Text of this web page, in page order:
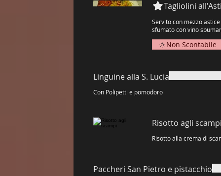
Tagliolini
Servito con mezzo
Non Scontabile
Linguine alla S. Lucia
Con Polipetti e pomodoro
Risotto agli
Risotto alla crema di
Paccheri San Pietro e pistacchio